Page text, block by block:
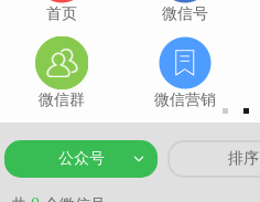
首页 微信号
微信群 微信营销
公众号 排序